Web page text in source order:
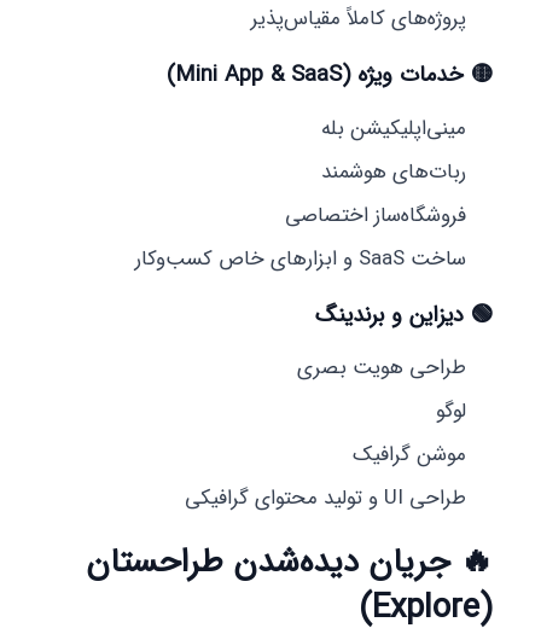
پروژه‌های کاملاً مقیاس‌پذیر
🟡 خدمات ویژه (Mini App & SaaS)
مینی‌اپلیکیشن بله
ربات‌های هوشمند
فروشگاه‌ساز اختصاصی
ساخت SaaS و ابزارهای خاص کسب‌وکار
🟢 دیزاین و برندینگ
طراحی هویت بصری
لوگو
موشن گرافیک
طراحی UI و تولید محتوای گرافیکی
🔥جریان دیده‌شدن طراحستان
(Explore)